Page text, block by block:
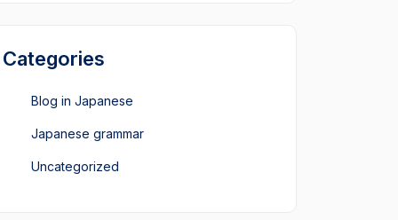
Categories
Blog in Japanese
Japanese grammar
Uncategorized